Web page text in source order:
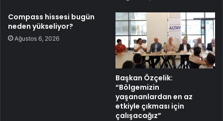
Compass hissesi bugün
neden yükseliyor?
Ağustos 6, 2026
Başkan Özçelik:
“Bölgemizin
yaşananlardan en az
etkiyle çıkması için
çalışacağız”